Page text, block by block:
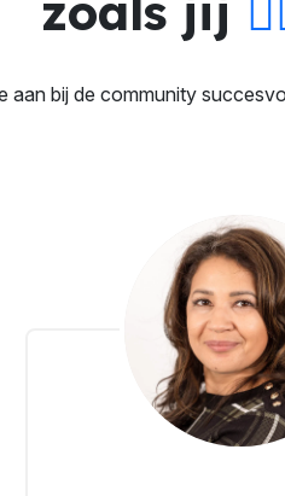
zoals jij
aan bij de community